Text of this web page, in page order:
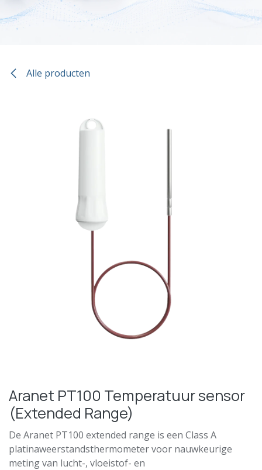
Alle producten
Aranet PT100 Temperatuur sensor
(Extended Range)
De Aranet PT100 extended range is een Class A
platinaweerstandsthermometer voor nauwkeurige
meting van lucht-, vloeistof- en